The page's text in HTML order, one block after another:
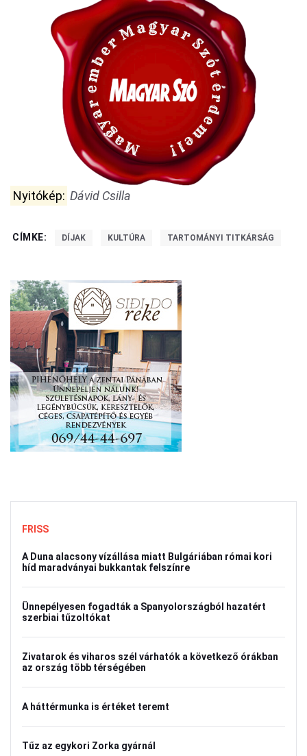
Nyitókép: Dávid Csilla
CÍMKE: DÍJAK KULTÚRA TARTOMÁNYI TITKÁRSÁG
FRISS
A Duna alacsony vízállása miatt Bulgáriában római kori
híd maradványai bukkantak felszínre
Ünnepélyesen fogadták a Spanyolországból hazatért
szerbiai tűzoltókat
Zivatarok és viharos szél várhatók a következő órákban
az ország több térségében
A háttérmunka is értéket teremt
Tűz az egykori Zorka gyárnál